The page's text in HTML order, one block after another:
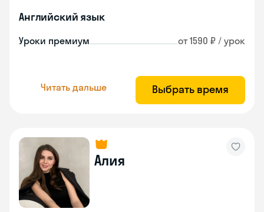
Английский язык
Уроки премиум от 1590 ₽ / урок
Читать дальше Выбрать время
Алия